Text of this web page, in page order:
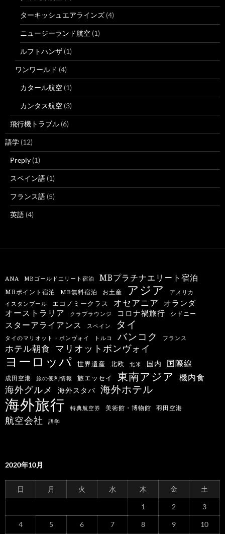
ターキッシュエアラインズ (4)
ニュージーランド航空 (1)
ルフトハンザ (1)
ワンワールド (4)
カタール航空 (1)
カンタス航空 (3)
飛行機トラブル (6)
語学 (12)
Preply (1)
スペイン語 (1)
フランス語 (5)
英語 (4)
ANA MBゴールドエリート宿泊 MBプラチナエリート宿泊
MBポイント宿泊 MB無料宿泊 お土産 アジア アメリカ
イスタンブール エコノミークラス オセアニア オランダ
オーストラリア クラブラウンジ コロナ禍旅行 シドニー
スターアライアンス スペイン タイ
タイのマリオット・ボンヴォイ トルコ バンコク フランス
ホテル朝食 マリオットボンヴォイ
ヨーロッパ 世界遺産 北欧 北米 国内 国際線
成田空港 旅の便利情報 旅エッセイ 東南アジア 機内食
海外グルメ 海外スタバ 海外ホテル
海外旅行 特典航空券 美術館・博物館 羽田空港
航空会社 語学
2020年10月
日 月 火 水 木 金 土
1 2 3
4 5 6 7 8 9 10